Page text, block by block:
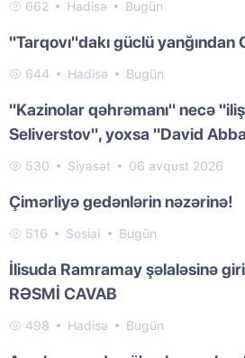
662 Hadisə Bugün
"Tarqovı"dakı güclü yanğından
644 Hadisə Bugün
"Kazinolar qəhrəmanı" necə
Seliverstov", yoxsa "David
530 Siyasət 06 avqust 2026
Çimərliyə gedənlərin nəzərinə!
516 Sosial Bugün
İlisuda Ramramay şəlaləsinə
RƏSMİ CAVAB
498 Hadisə Bugün